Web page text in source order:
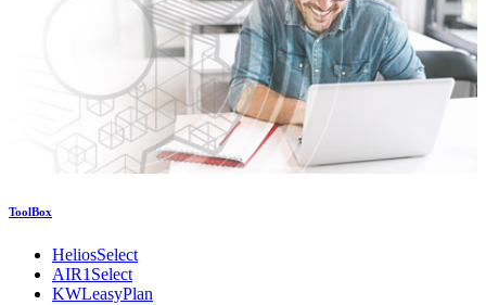
ToolBox
HeliosSelect
AIR1Select
KWLeasyPlan